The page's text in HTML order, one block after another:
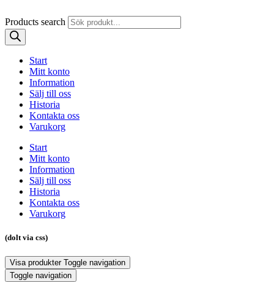
Products search
Start
Mitt konto
Information
Sälj till oss
Historia
Kontakta oss
Varukorg
Start
Mitt konto
Information
Sälj till oss
Historia
Kontakta oss
Varukorg
(dolt via css)
Visa produkter Toggle navigation
Toggle navigation